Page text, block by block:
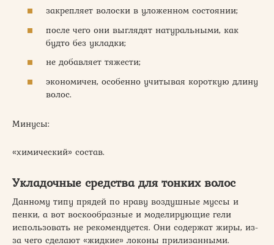
закрепляет волоски в уложенном состоянии;
после чего они выглядят натуральными, как
будто без укладки;
не добавляет тяжести;
экономичен, особенно учитывая короткую длину
волос.
Минусы:
«химический» состав.
Укладочные средства для тонких волос
Данному типу прядей по нраву воздушные муссы и
пенки, а вот воскообразные и моделирующие гели
использовать не рекомендуется. Они содержат жиры, из-
за чего сделают «жидкие» локоны прилизанными.